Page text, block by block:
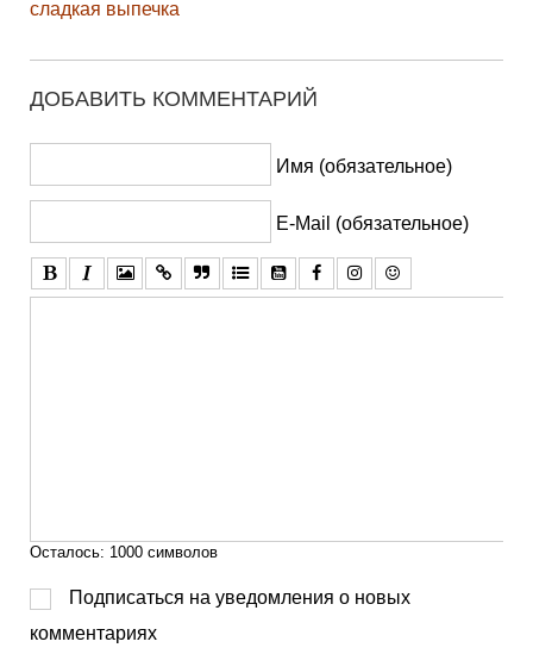
сладкая выпечка
ДОБАВИТЬ КОММЕНТАРИЙ
Имя (обязательное)
E-Mail (обязательное)
Осталось: 1000 символов
Подписаться на уведомления о новых
комментариях